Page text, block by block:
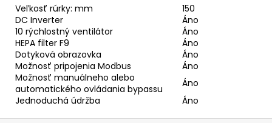
Veľkosť rúrky: mm
150
DC Inverter
Áno
10 rýchlostný ventilátor
Áno
HEPA filter F9
Áno
Dotyková obrazovka
Áno
Možnosť pripojenia Modbus
Áno
Možnosť manuálneho alebo
automatického ovládania bypassu
Áno
Jednoduchá údržba
Áno